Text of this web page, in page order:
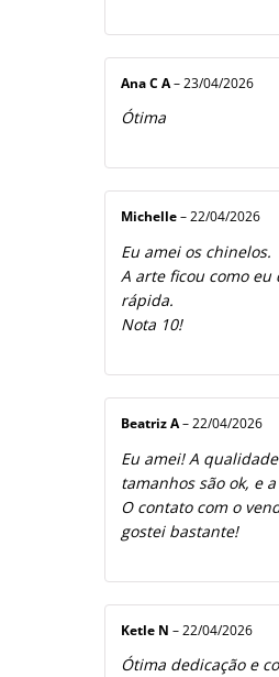
Ana C A – 23/04/2026
Ótima
Michelle – 22/04/2026
Eu amei os chinelos.
A arte ficou como
rápida.
Nota 10!
Beatriz A– 22/04/2026
Eu amei! A
tamanhos são ok, e
O contato com o
gostei bastante!
Ketle N – 22/04/2026
Ótima dedicação e